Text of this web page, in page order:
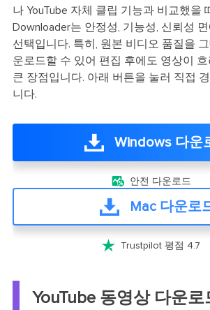
나 YouTube 자체 클립 기능과 비교했을
Downloader는 안정성, 기능성, 신뢰성
선택입니다. 특히, 원본 비디오 품질을
운로드할 수 있어 편집 후에도 영상이 흐
큰 장점입니다. 아래 버튼을 눌러 직접
니다.
Windows 다운
 안전 다운로드
Mac 다운로
 Trustpilot 평점 4.7
YouTube 동영상 다운